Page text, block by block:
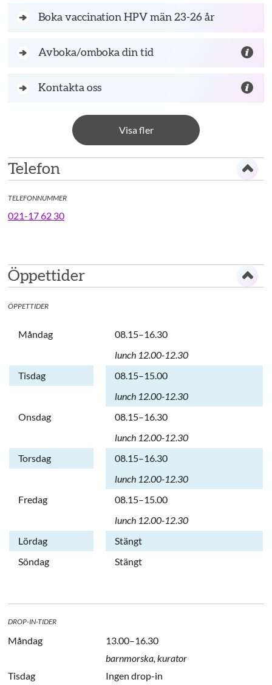
Boka vaccination HPV män 23-26 år
Avboka/omboka din tid
Kontakta oss
Visa fler
Telefon
TELEFONNUMMER
021-17 62 30
Öppettider
ÖPPETTIDER
Dag
Öppettider
Kommentarer
Måndag
08.15–16.30
lunch 12.00-12.30
Tisdag
08.15–15.00
lunch 12.00-12.30
Onsdag
08.15–16.30
lunch 12.00-12.30
Torsdag
08.15–16.30
lunch 12.00-12.30
Fredag
08.15–15.00
lunch 12.00-12.30
Lördag
Stängt
Söndag
Stängt
DROP-IN-TIDER
Måndag
13.00–16.30
barnmorska, kurator
Tisdag
Ingen drop-in